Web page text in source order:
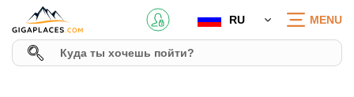
RU MENU